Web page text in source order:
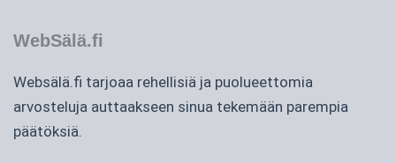
WebSälä.fi
Websälä.fi tarjoaa rehellisiä ja puolueettomia
arvosteluja auttaakseen sinua tekemään parempia
päätöksiä.